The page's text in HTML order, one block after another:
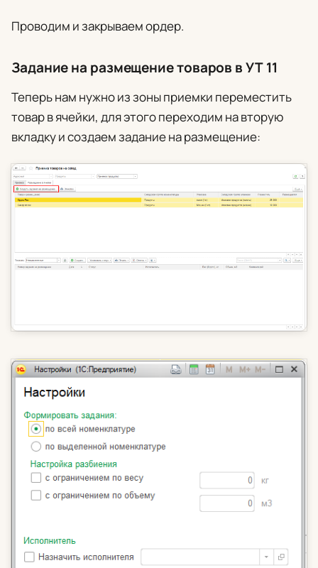
Проводим и закрываем ордер.
Задание на размещение товаров в УТ 11
Теперь нам нужно из зоны приемки переместить
товар в ячейки, для этого переходим на вторую
вкладку и создаем задание на размещение: